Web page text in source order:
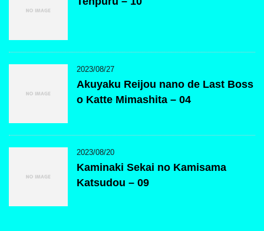
2023/08/27
Akuyaku Reijou nano de Last Boss
o Katte Mimashita – 04
2023/08/20
Kaminaki Sekai no Kamisama
Katsudou – 09